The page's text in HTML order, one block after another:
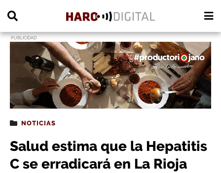
PUBLICIDAD
NOTICIAS
Salud estima que la Hepatitis
C se erradicará en La Rioja